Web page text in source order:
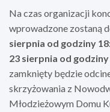
Na czas organizacji
wprowadzone zostaną
sierpnia od godziny
23 sierpnia od
zamknięty będzie
skrzyżowania z
Młodzieżowym Domu